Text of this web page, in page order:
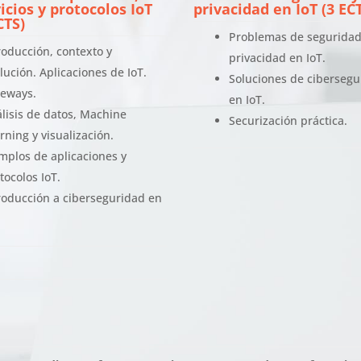
y protocolos IoT
contexto y
Aplicaciones de IoT.
de datos, Machine
y visualización.
de aplicaciones y
IoT.
a ciberseguridad en
privacidad en IoT (3
Problemas de
privacidad en IoT.
Soluciones de
en IoT.
Securización práctica.